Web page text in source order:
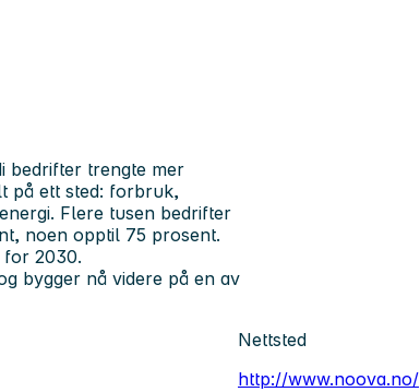
bedrifter trengte mer
på ett sted: forbruk,
Flere tusen bedrifter
noen opptil 75 prosent.
for 2030.
bygger nå videre på en av
Nettsted
http://www.noova.no/